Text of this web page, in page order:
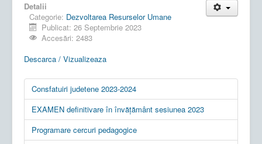
Detalii
Categorie: Dezvoltarea Resurselor Umane
Publicat: 26 Septembrie 2023
Accesări: 2483
Descarca / Vizualizeaza
Consfatuiri judetene 2023-2024
EXAMEN definitivare în învățământ sesiunea 2023
Programare cercuri pedagogice